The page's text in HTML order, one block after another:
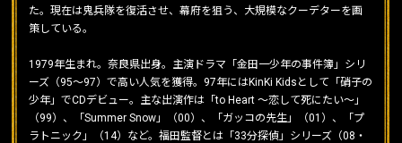
た。現在は鬼兵隊を復活させ、幕府を狙う、大規模なクーデターを画
策している。
1979年生まれ。奈良県出身。主演ドラマ「金田一少年の事件簿」シリ
ーズ（95～97）で高い人気を獲得。97年にはKinKi Kidsとして「硝子の
少年」でCDデビュー。主な出演作は「to Heart ～恋して死にたい～」
（99）、「Summer Snow」（00）、「ガッコの先生」（01）、「プ
ラトニック」（14）など。福田監督とは「33分探偵」シリーズ（08・